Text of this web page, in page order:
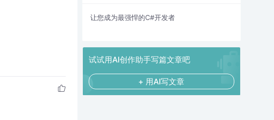
让您成为最强悍的C#开发者
试试用AI创作助手写篇文章吧
+ 用AI写文章